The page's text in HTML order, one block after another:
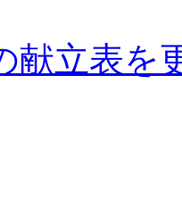
献立表を